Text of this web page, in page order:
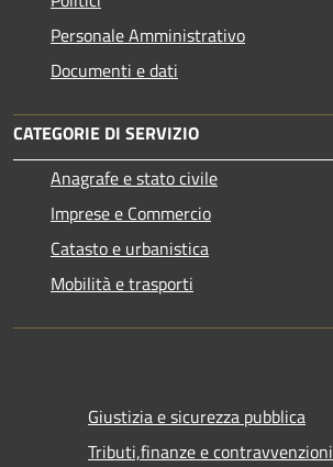
Personale Amministrativo
Documenti e dati
CATEGORIE DI SERVIZIO
Anagrafe e stato civile
Imprese e Commercio
Catasto e urbanistica
Mobilità e trasporti
Giustizia e sicurezza pubblica
Tributi,finanze e contravvenzioni